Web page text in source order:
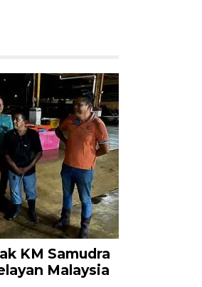
KM Samudra
Malaysia